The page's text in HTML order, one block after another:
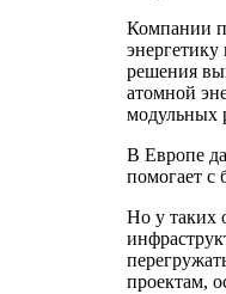
Компании
решения
атомной
модульных
В Европе
помогает с
Но у таких
проектам,